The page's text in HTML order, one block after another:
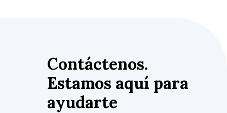
Contáctenos.
Estamos aquí para
ayudarte